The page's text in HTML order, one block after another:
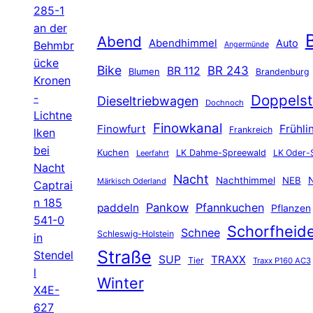
285-1
an der
Behmbr
ücke
Kronen
-
Lichtne
lken
bei
Nacht
Captrai
n 185
541-0
in
Stendel
l
X4E-
627
Abend Abendhimmel Angermünde Auto
Bike Blumen BR 112 BR 243 Brandenburg
Dieseltriebwagen Dochnoch
Finowfurt Finowkanal Frankreich
Kuchen Leerfahrt LK Dahme-Spreewald LK Oder-
Märkisch Oderland Nacht Nachthimmel NEB
paddeln Pankow Pfannkuchen Pflanzen
Schleswig-Holstein Schnee
Straße SUP Tier TRAXX Traxx P160 AC3
Winter